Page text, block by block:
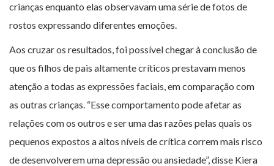
crianças enquanto elas observavam uma série de fotos de
rostos expressando diferentes emoções.
Aos cruzar os resultados, foi possível chegar à conclusão de
que os filhos de pais altamente críticos prestavam menos
atenção a todas as expressões faciais, em comparação com
as outras crianças. “Esse comportamento pode afetar as
relações com os outros e ser uma das razões pelas quais os
pequenos expostos a altos níveis de crítica correm mais risco
de desenvolverem uma depressão ou ansiedade”, disse Kiera